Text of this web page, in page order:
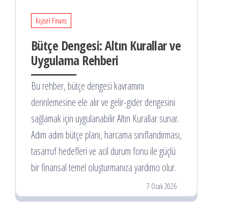
Kişisel Finans
Bütçe Dengesi: Altın Kurallar ve
Uygulama Rehberi
Bu rehber, bütçe dengesi kavramını
derinlemesine ele alır ve gelir-gider dengesini
sağlamak için uygulanabilir Altın Kurallar sunar.
Adım adım bütçe planı, harcama sınıflandırması,
tasarruf hedefleri ve acil durum fonu ile güçlü
bir finansal temel oluşturmanıza yardımcı olur.
7 Ocak 2026